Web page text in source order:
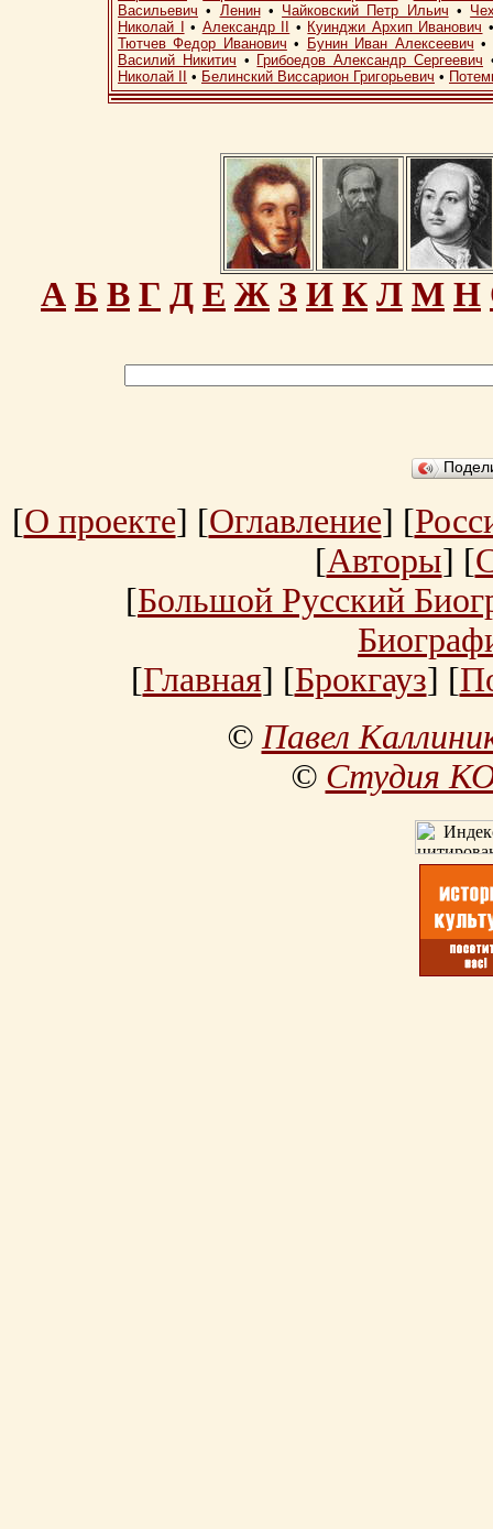
Васильевич • Ленин• Чайковский Петр Ильич •
Николай I
• Александр II • Куинджи Архип Иванович
Тютчев Федор Иванович • Бунин Иван Алексеевич •
Василий Никитич • Грибоедов Александр Сергеевич
Николай II
• Белинский Виссарион Григорьевич •
А Б В Г Д Е Ж З И К Л М Н
[О проекте] [Оглавление] [
[Авторы] [
[Большой Русский
[Главная] [Брокгауз] [
©Павел
© Студия